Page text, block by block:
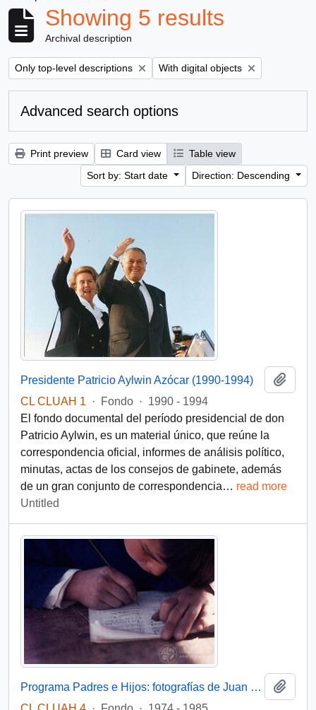
Showing 5 results
Archival description
Remove filter:
Only top-level descriptions Remove filter:
With digital objects
Advanced search options
Print preview Card view
Table view
Sort by: Start date
Direction: Descending
Presidente Patricio Aylwin Azócar (1990-1994)
CL CLUAH 1
· Fondo · 1990 - 1994
El fondo documental del período presidencial de don
Patricio Aylwin, es un material único, que reúne la
correspondencia oficial, informes de análisis político,
minutas, actas de los consejos de gabinete, además
de un gran conjunto de correspondencia… read more
Untitled
Programa Padres e Hijos: fotografías de Juan Maino